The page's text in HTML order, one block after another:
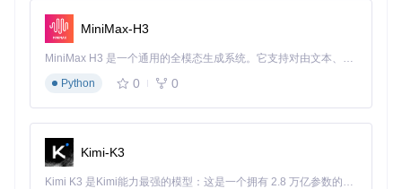
扩展开发实战：从零开始构建扩展组件
环境准备与验证
t clone https://gitcode.com/gh_mirrors/hub/hubo
运行
启动示例机器人./bin/hubot，确认基础功能正常
MiniMax-H3
MiniMax H3 是一个通用的全模态生成系统。它支持对由文本、图像、视频和音频组成的多模态上下文进行统一理解，并能生成分辨率高达 2K、时长可达 15 秒的带原生立体声音频的视频。得益于面向任务泛化的系统设计，H3 在预训练阶段就已具备广泛的多模态上下文理解与生成能力，能够出色地执行复杂的多模态指令。
Python
0 0
Kimi-K3
Kimi K3 是Kimi能力最强的模型：这是一个拥有 2.8 万亿参数的混合专家（MoE）模型，具备原生视觉理解能力，并支持 100 万 token 的上下文窗口。